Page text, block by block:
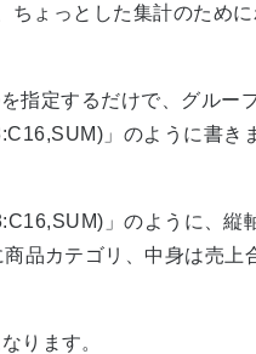
ょっとした集計のため
指定するだけで、グルー
」のように書
」のように、縦
品カテゴリ、中身は売上
ります。